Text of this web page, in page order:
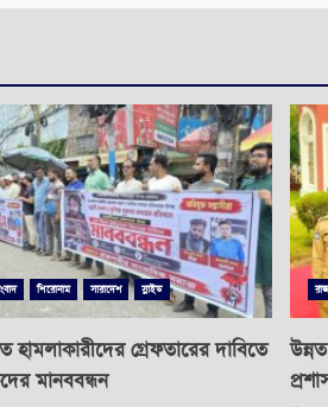
শিরোনাম সারাদেশ স্লাইড
হামলাকারীদের গ্রেফতারের দাবিতে
মানববন্ধন